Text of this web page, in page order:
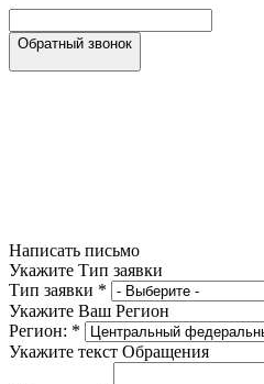
Обратный звонок
Написать письмо
Укажите Тип заявки
Тип заявки *
Укажите Ваш Регион
Регион: *
Укажите текст Обращения